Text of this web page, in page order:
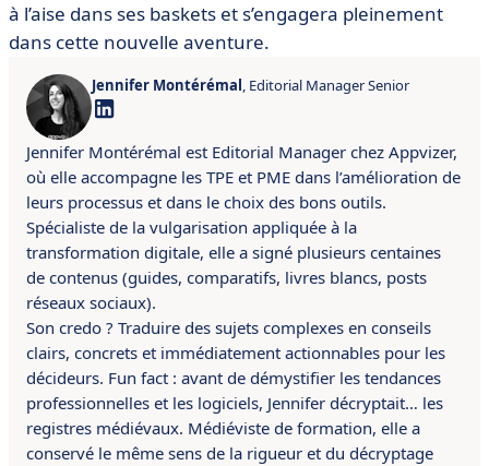
à l’aise dans ses baskets et s’engagera pleinement
dans cette nouvelle aventure.
Jennifer Montérémal, Editorial Manager Senior
Jennifer Montérémal est Editorial Manager chez Appvizer,
où elle accompagne les TPE et PME dans l’amélioration de
leurs processus et dans le choix des bons outils.
Spécialiste de la vulgarisation appliquée à la
transformation digitale, elle a signé plusieurs centaines
de contenus (guides, comparatifs, livres blancs, posts
réseaux sociaux).
Son credo ? Traduire des sujets complexes en conseils
clairs, concrets et immédiatement actionnables pour les
décideurs. Fun fact : avant de démystifier les tendances
professionnelles et les logiciels, Jennifer décryptait… les
registres médiévaux. Médiéviste de formation, elle a
conservé le même sens de la rigueur et du décryptage